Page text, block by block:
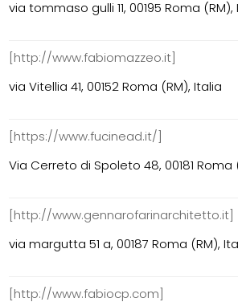
via tommaso gulli 11, 00195 Roma (RM),
[http://www.fabiomazzeo.it]
via Vitellia 41, 00152 Roma (RM), Italia
[https://www.fucinead.it/]
Via Cerreto di Spoleto 48, 00181 Roma
[http://www.gennarofarinarchitetto.it]
via margutta 51 a, 00187 Roma (RM),
[http://www.fabiocp.com]